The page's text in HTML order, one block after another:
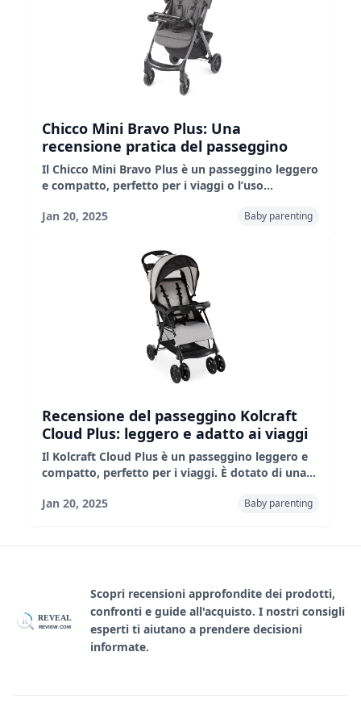
passeggino comodo e conveniente.
Chicco Mini Bravo Plus: Una
recensione pratica del passeggino
Il Chicco Mini Bravo Plus è un passeggino leggero
e compatto, perfetto per i viaggi o l’uso
chiusura con una sola mano e vassoio per i
multiposizione, un’imbracatura a 5 punti e la
compatibilità con il seggiolino auto. Sebbene
manchi di un manubrio e di un poggiapiedi
regolabili, offre grande valore e funzionalità.
Jan 20, 2025 Baby parenting
Recensione del passeggino Kolcraft
Cloud Plus: leggero e adatto ai viaggi
Il Kolcraft Cloud Plus è un passeggino leggero e
compatto, perfetto per i viaggi. È dotato di una
discreta tendina parasole. Tuttavia, ha un piccolo
Jan 20, 2025 Baby parenting
R REVEAL
REVIEW.COM
Scopri recensioni approfondite dei prodotti,
confronti e guide all'acquisto. I nostri consigli
esperti ti aiutano a prendere decisioni
informate.